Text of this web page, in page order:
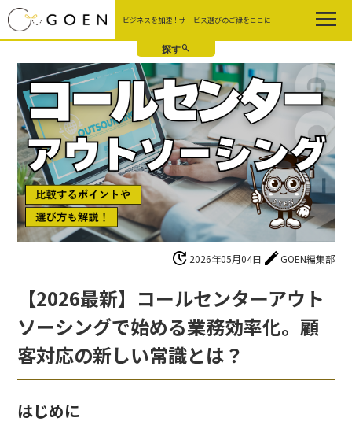
Skip
to
the
content
ビジネスを加速！サービス選びのご縁をここに
update 2026年05月04日 editGOEN編集部
【2026最新】コールセンターアウト
ソーシングで始める業務効率化。顧
客対応の新しい常識とは？
はじめに